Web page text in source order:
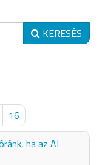
KERESÉS
16
ha az AI